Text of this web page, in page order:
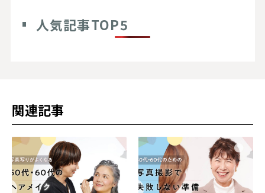
人気記事TOP5
関連記事